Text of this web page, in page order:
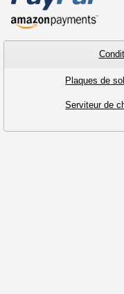
Plaques de sol
Serviteur de